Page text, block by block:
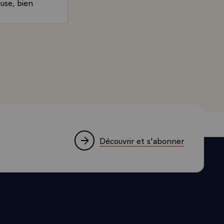
nos
notre
l'on croit
pour
Président de la République, à l'occasion du dîner
Découvrir et s'abonner